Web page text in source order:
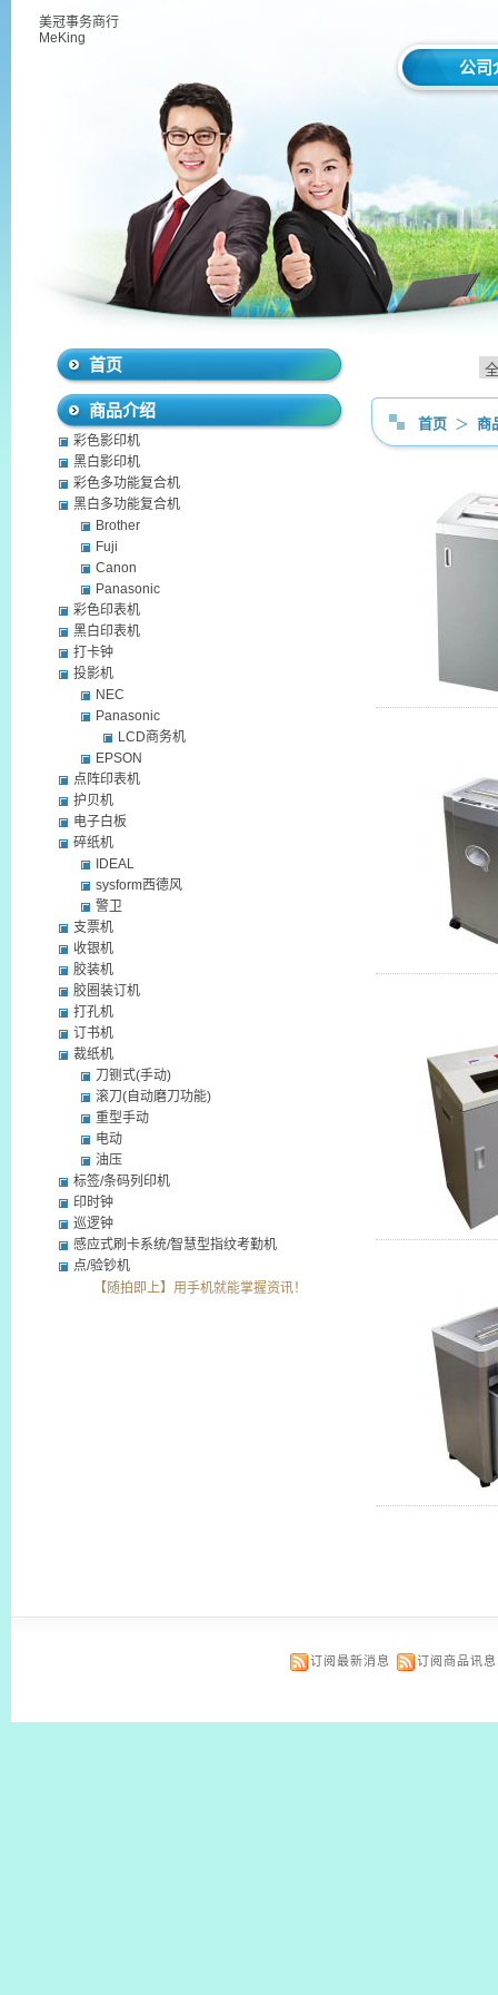
美冠事务商行
MeKing
公司
首页 ＞ 商
首页
商品介绍
彩色影印机
黑白影印机
彩色多功能复合机
黑白多功能复合机
Brother
Fuji
Canon
Panasonic
彩色印表机
黑白印表机
打卡钟
投影机
NEC
Panasonic
LCD商务机
EPSON
点阵印表机
护贝机
电子白板
碎纸机
IDEAL
sysform西德风
警卫
支票机
收银机
胶装机
胶圈装订机
打孔机
订书机
裁纸机
刀铡式(手动)
滚刀(自动磨刀功能)
重型手动
电动
油压
标签/条码列印机
印时钟
巡逻钟
感应式刷卡系统/智慧型指纹考勤机
点/验钞机
【随拍即上】用手机就能掌握资讯！
订阅最新消息 订阅商品讯息